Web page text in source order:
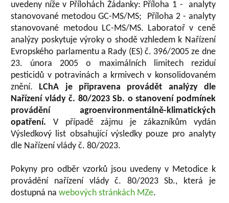
uvedeny níže v Přílohách Žádanky: Příloha 1 - analyty
stanovované metodou GC-MS/MS; Příloha 2 - analyty
stanovované metodou LC-MS/MS. Laboratoř v ceně
analýzy poskytuje výroky o shodě vzhledem k Nařízení
Evropského parlamentu a Rady (ES) č. 396/2005 ze dne
23. února 2005 o maximálních limitech reziduí
pesticidů v potravinách a krmivech v konsolidovaném
znění. LChA je připravena provádět analýzy dle
Nařízení vlády č. 80/2023 Sb. o stanovení podmínek
provádění agroenvironmentálně-klimatických
opatření. V případě zájmu je zákazníkům vydán
Výsledkový list obsahující výsledky pouze pro analyty
dle Nařízení vlády č. 80/2023.
Pokyny pro odběr vzorků jsou uvedeny v Metodice k
provádění nařízení vlády č. 80/2023 Sb., která je
dostupná nawebových stránkách MZe.